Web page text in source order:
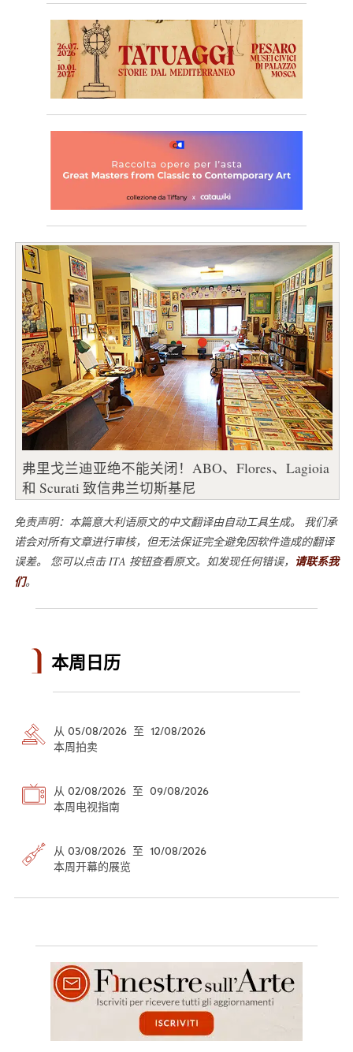
弗里戈兰迪亚绝不能关闭！ABO、Flores、Lagioia
和 Scurati 致信弗兰切斯基尼
免责声明：本篇意大利语原文的中文翻译由自动工具生成。 我们承
诺会对所有文章进行审核，但无法保证完全避免因软件造成的翻译
误差。 您可以点击 ITA 按钮查看原文。如发现任何错误， 请联系我
们。
本周日历
从 05/08/2026 至 12/08/2026
本周拍卖
从 02/08/2026 至 09/08/2026
本周电视指南
从 03/08/2026 至 10/08/2026
本周开幕的展览